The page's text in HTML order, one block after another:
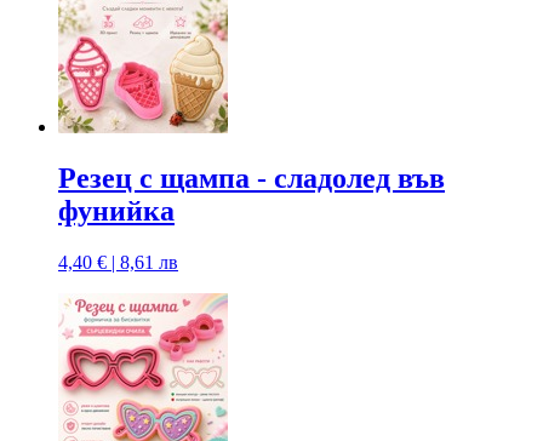
Резец с щампa - сладолед във
фунийка
4,40 € | 8,61 лв